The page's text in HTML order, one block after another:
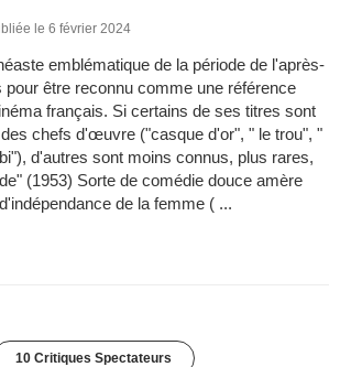
le 6 février 2024
emblématique de la période de l'après-
pour être reconnu comme une référence
français. Si certains de ses titres sont
chefs d'œuvre ("casque d'or", " le trou", "
d'autres sont moins connus, plus rares,
(1953) Sorte de comédie douce amère
de la femme ( ...
10 Critiques Spectateurs